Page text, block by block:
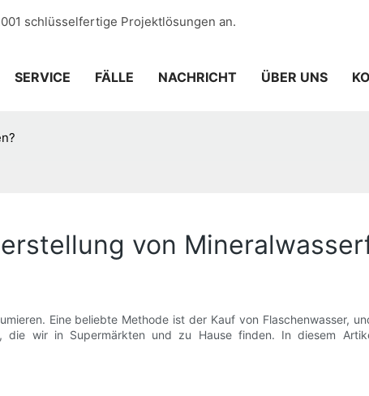
schlüsselfertige Projektlösungen an.
SERVICE FÄLLE NACHRICHT ÜBER UNS
von
Eine beliebte Methode ist der Kauf von Flaschenwasser,
die wir in Supermärkten und zu Hause finden. In diesem